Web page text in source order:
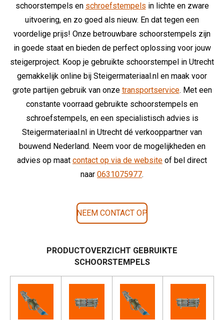
schoorstempels en schroefstempels in lichte en zware
uitvoering, en zo goed als nieuw. En dat tegen een
voordelige prijs! Onze betrouwbare schoorstempels zijn
in goede staat en bieden de perfect oplossing voor jouw
steigerproject. Koop je gebruikte schoorstempel in Utrecht
gemakkelijk online bij Steigermateriaal.nl en maak voor
grote partijen gebruik van onze transportservice. Met een
constante voorraad gebruikte schoorstempels en
schroefstempels, en een specialistisch advies is
Steigermateriaal.nl in Utrecht dé verkooppartner van
bouwend Nederland. Neem voor de mogelijkheden en
advies op maat contact op via de website of bel direct
naar 0631075977.
NEEM CONTACT OP
PRODUCTOVERZICHT GEBRUIKTE
SCHOORSTEMPELS